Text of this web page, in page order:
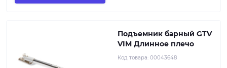
Подъемник барный GTV
VIM Длинное плечо
Код товара: 00043648